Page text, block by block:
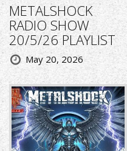
METALSHOCK
RADIO SHOW
20/5/26 PLAYLIST
May 20, 2026